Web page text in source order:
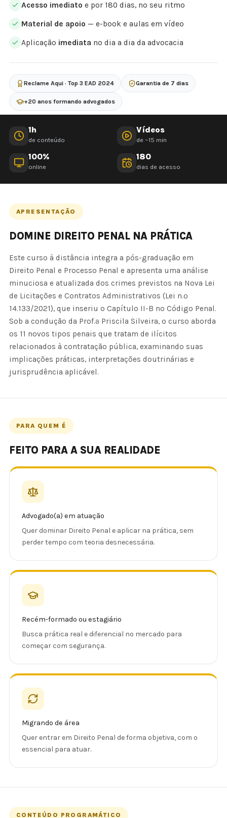
Acesso imediato e por 180 dias, no seu ritmo
Material de apoio — e-book e aulas em vídeo
Aplicação imediata no dia a dia da advocacia
Reclame Aqui · Top 3 EAD 2024 Garantia de 7 dias
+20 anos formando advogados
1h
de conteúdo
Vídeos
de ~15 min
100%
online
180
dias de acesso
APRESENTAÇÃO
DOMINE DIREITO PENAL NA PRÁTICA
Este curso à distância integra a pós-graduação em
Direito Penal e Processo Penal e apresenta uma análise
minuciosa e atualizada dos crimes previstos na Nova Lei
de Licitações e Contratos Administrativos (Lei n.º
14.133/2021), que inseriu o Capítulo II-B no Código Penal.
Sob a condução da Prof.ª Priscila Silveira, o curso aborda
os 11 novos tipos penais que tratam de ilícitos
relacionados à contratação pública, examinando suas
implicações práticas, interpretações doutrinárias e
jurisprudência aplicável.
PARA QUEM É
FEITO PARA A SUA REALIDADE
Advogado(a) em atuação
Quer dominar Direito Penal e aplicar na prática, sem
perder tempo com teoria desnecessária.
Recém-formado ou estagiário
Busca prática real e diferencial no mercado para
começar com segurança.
Migrando de área
Quer entrar em Direito Penal de forma objetiva, com o
essencial para atuar.
CONTEÚDO PROGRAMÁTICO